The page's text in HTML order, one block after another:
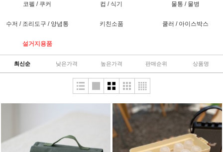
코펠 / 쿠커 컵 / 식기 물통 / 물병
수저 / 조리도구 / 양념통 키친소품 쿨러 / 아이스박스
설거지용품
최신순 낮은가격 높은가격 판매순위 상품명